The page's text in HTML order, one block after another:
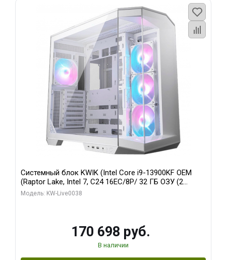
Системный блок KWIK (Intel Core i9-13900KF OEM
(Raptor Lake, Intel 7, C24 16EC/8P/ 32 ГБ ОЗУ (2
модуля)/ Gigabyte RX9070XT GAMING OC 16GB GDDR6
Модель: KW-Live0038
170 698 руб.
В наличии